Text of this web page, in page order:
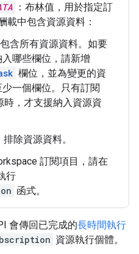
：布林值，用於指定訂
載中包含資源資料：
包含所有資源資料。如要
入哪些欄位，請新增
欄位，並為變更的資
一個欄位。只有訂閱
時，才支援納入資源資
排除資源資料。
訂閱項目，請在
行
函式。
會傳回已完成的長時間執行
資源執行個體。